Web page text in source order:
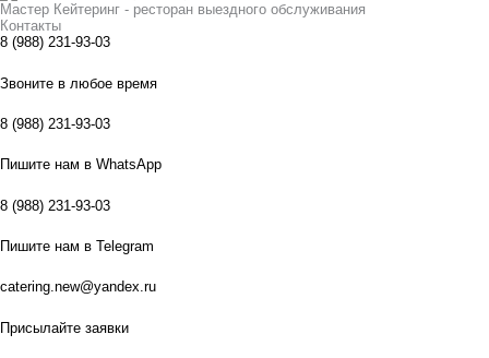
Мастер Кейтеринг - ресторан выездного обслуживания
Контакты
8 (988) 231-93-03
Звоните в любое время
8 (988) 231-93-03
Пишите нам в WhatsApp
8 (988) 231-93-03
Пишите нам в Telegram
catering.new@yandex.ru
Присылайте заявки